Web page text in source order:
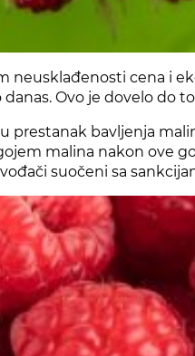
neusklađenosti cena i
Ovo je dovelo do
prestanak bavljenja
malina nakon ove
suočeni sa